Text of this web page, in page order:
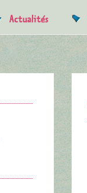
Actualités